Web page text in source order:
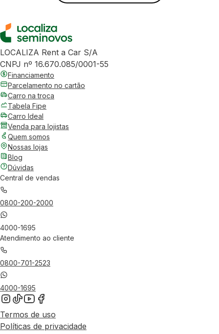
LOCALIZA Rent a Car S/A
CNPJ nº 16.670.085/0001-55
Financiamento
Parcelamento no cartão
Carro na troca
Tabela Fipe
Carro Ideal
Venda para lojistas
Quem somos
Nossas lojas
Blog
Dúvidas
Central de vendas
0800-200-2000
4000-1695
Atendimento ao cliente
0800-701-2523
4000-1695
Termos de uso
Políticas de privacidade